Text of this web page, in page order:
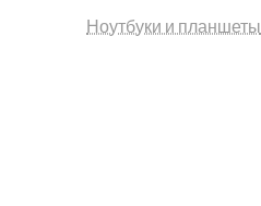
Ноутбуки и планшеты